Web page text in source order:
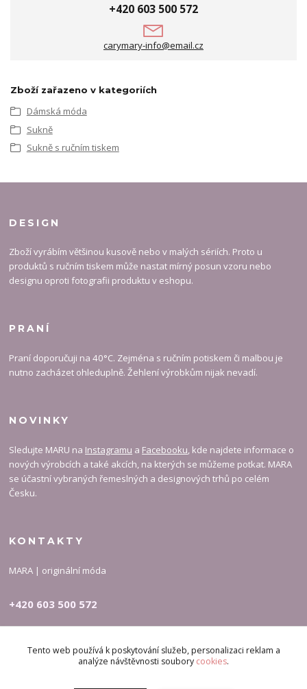
+420 603 500 572
carymary-info@email.cz
Zboží zařazeno v kategoriích
Dámská móda
Sukně
Sukně s ručním tiskem
DESIGN
Zboží vyrábím většinou kusově nebo v malých sériích. Proto u
produktů s ručním tiskem může nastat mírný posun vzoru nebo
designu oproti fotografii produktu v eshopu.
PRANÍ
Praní doporučuji na 40°C. Zejména s ručním potiskem či malbou je
nutno zacházet ohleduplně. Žehlení výrobkům nijak nevadí.
NOVINKY
Sledujte MARU na Instagramu a Facebooku, kde najdete informace o
nových výrobcích a také akcích, na kterých se můžeme potkat. MARA
se účastní vybraných řemeslných a designových trhů po celém
Česku.
KONTAKTY
MARA | originální móda
+420 603 500 572
Tento web používá k poskytování služeb, personalizaci reklam a
analýze návštěvnosti soubory cookies.